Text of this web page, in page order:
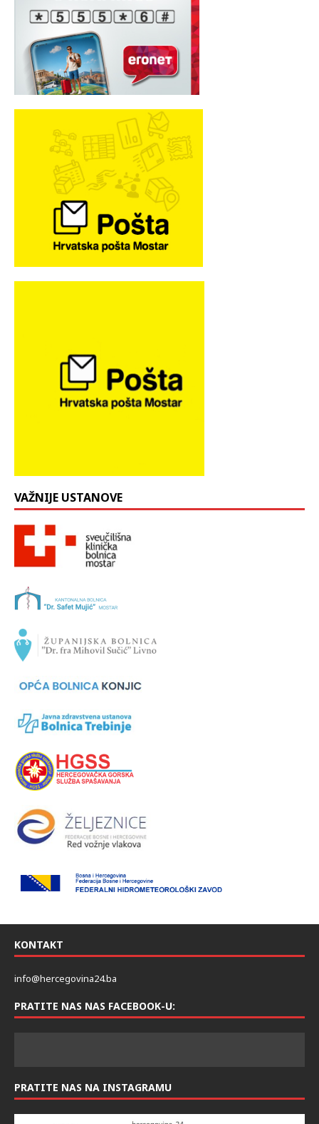
VAŽNIJE USTANOVE
KONTAKT
info@hercegovina24.ba
PRATITE NAS NAS FACEBOOK-U:
PRATITE NAS NA INSTAGRAMU